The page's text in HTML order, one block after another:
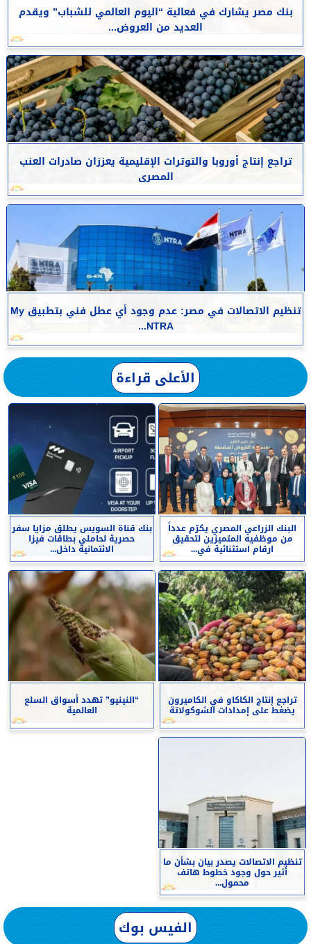
بنك مصر يشارك في فعالية “اليوم العالمي للشباب” ويقدم
العديد من العروض...
تراجع إنتاج أوروبا والتوترات الإقليمية يعززان صادرات العنب
المصرى
تنظيم الاتصالات في مصر: عدم وجود أي عطل فني بتطبيق My
NTRA...
الأعلى قراءة
البنك الزراعي المصري يكرّم عدداً
من موظفيه المتميزين لتحقيق
ارقام استثنائية في...
بنك قناة السويس يطلق مزايا سفر
حصرية لحاملي بطاقات فيزا
الائتمانية داخل...
تراجع إنتاج الكاكاو في الكاميرون
يضغط على إمدادات الشوكولاتة
“النينيو” تهدد أسواق السلع
العالمية
تنظيم الاتصالات يصدر بيان بشأن ما
أثير حول وجود خطوط هاتف
محمول...
الفيس بوك